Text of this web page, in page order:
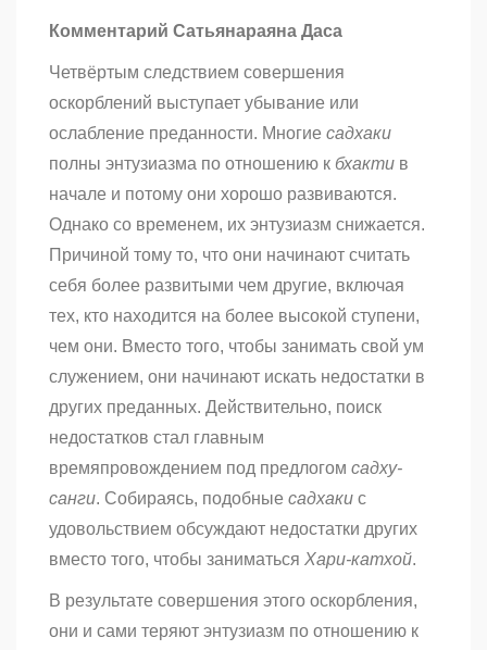
Комментарий Сатьянараяна Даса
Четвёртым следствием совершения
оскорблений выступает убывание или
ослабление преданности. Многие садхаки
полны энтузиазма по отношению к бхакти в
начале и потому они хорошо развиваются.
Однако со временем, их энтузиазм снижается.
Причиной тому то, что они начинают считать
себя более развитыми чем другие, включая
тех, кто находится на более высокой ступени,
чем они. Вместо того, чтобы занимать свой ум
служением, они начинают искать недостатки в
других преданных. Действительно, поиск
недостатков стал главным
времяпровождением под предлогом садху-
санги. Собираясь, подобные садхаки с
удовольствием обсуждают недостатки других
вместо того, чтобы заниматься Хари-катхой.
В результате совершения этого оскорбления,
они и сами теряют энтузиазм по отношению к